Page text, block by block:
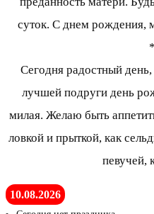
суток. С днем рождения,
Сегодня радостный
лучшей подруги день
милая. Желаю быть
ловкой и прыткой, как
певучей,
10.08.2026